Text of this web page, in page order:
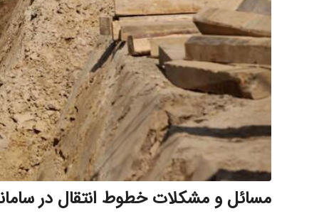
مسائل و مشکلات خطوط انتقال در